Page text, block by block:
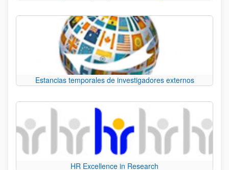
Estancias temporales de investigadores externos
HR Excellence in Research